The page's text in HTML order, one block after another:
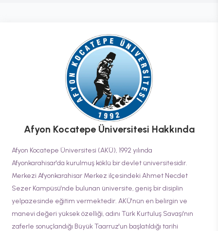
Afyon Kocatepe Üniversitesi Hakkında
Afyon Kocatepe Üniversitesi (AKÜ), 1992 yılında
Afyonkarahisar'da kurulmuş köklü bir devlet üniversitesidir.
Merkezi Afyonkarahisar Merkez ilçesindeki Ahmet Necdet
Sezer Kampüsü'nde bulunan üniversite, geniş bir disiplin
yelpazesinde eğitim vermektedir. AKÜ'nün en belirgin ve
manevi değeri yüksek özelliği, adını Türk Kurtuluş Savaşı'nın
zaferle sonuçlandığı Büyük Taarruz'un başlatıldığı tarihi